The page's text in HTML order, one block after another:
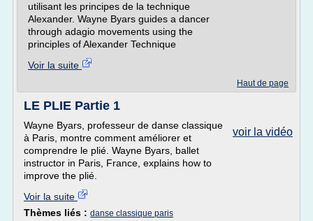
utilisant les principes de la technique
Alexander. Wayne Byars guides a dancer
through adagio movements using the
principles of Alexander Technique
Voir la suite
Haut de page
LE PLIE Partie 1
voir la vidéo
Wayne Byars, professeur de danse classique
à Paris, montre comment améliorer et
comprendre le plié. Wayne Byars, ballet
instructor in Paris, France, explains how to
improve the plié.
Voir la suite
Thèmes liés : danse classique paris